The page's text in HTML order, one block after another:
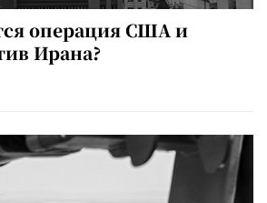
операция США и
Ирана?